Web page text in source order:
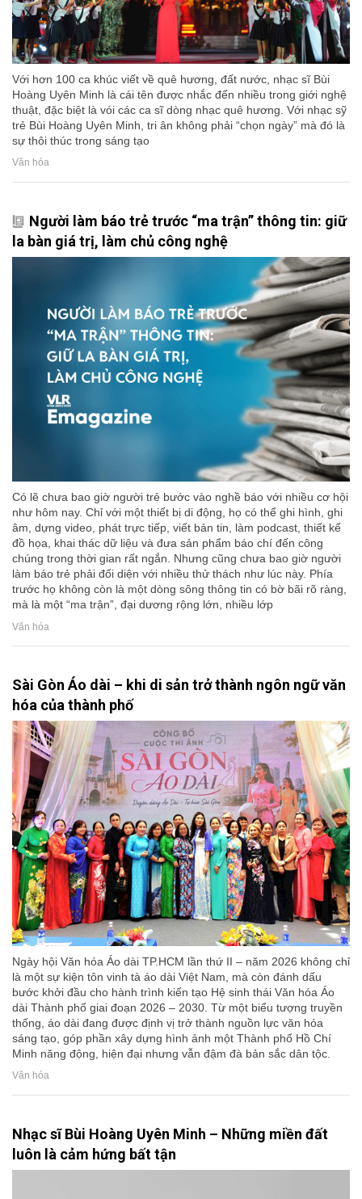
Với hơn 100 ca khúc viết về quê hương, đất nước, nhạc sĩ Bùi
Hoàng Uyên Minh là cái tên được nhắc đến nhiều trong giới nghệ
thuật, đặc biệt là vói các ca sĩ dòng nhạc quê hương. Với nhạc sỹ
trẻ Bùi Hoàng Uyên Minh, tri ân không phải “chọn ngày” mà đó là
sự thôi thúc trong sáng tạo
Văn hóa
Người làm báo trẻ trước “ma trận” thông tin: giữ
la bàn giá trị, làm chủ công nghệ
Có lẽ chưa bao giờ người trẻ bước vào nghề báo với nhiều cơ hội
như hôm nay. Chỉ với một thiết bị di động, họ có thể ghi hình, ghi
âm, dựng video, phát trực tiếp, viết bản tin, làm podcast, thiết kế
đồ họa, khai thác dữ liệu và đưa sản phẩm báo chí đến công
chúng trong thời gian rất ngắn. Nhưng cũng chưa bao giờ người
làm báo trẻ phải đối diện với nhiều thử thách như lúc này. Phía
trước họ không còn là một dòng sông thông tin có bờ bãi rõ ràng,
mà là một “ma trận”, đại dương rộng lớn, nhiều lớp
Văn hóa
Sài Gòn Áo dài – khi di sản trở thành ngôn ngữ văn
hóa của thành phố
Ngày hội Văn hóa Áo dài TP.HCM lần thứ II – năm 2026 không chỉ
là một sự kiện tôn vinh tà áo dài Việt Nam, mà còn đánh dấu
bước khởi đầu cho hành trình kiến tạo Hệ sinh thái Văn hóa Áo
dài Thành phố giai đoạn 2026 – 2030. Từ một biểu tượng truyền
thống, áo dài đang được định vị trở thành nguồn lực văn hóa
sáng tạo, góp phần xây dựng hình ảnh một Thành phố Hồ Chí
Minh năng động, hiện đại nhưng vẫn đậm đà bản sắc dân tộc.
Văn hóa
Nhạc sĩ Bùi Hoàng Uyên Minh – Những miền đất
luôn là cảm hứng bất tận